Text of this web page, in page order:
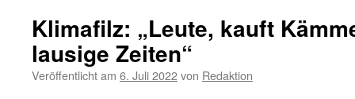
Klimafilz: „Leute, kauft
lausige Zeiten“
Veröffentlicht am 6. Juli 2022von Redaktion